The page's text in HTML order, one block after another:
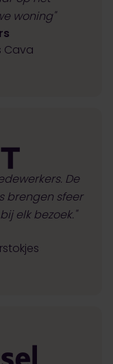
woning"
Cava
De
brengen sfeer
elk bezoek."